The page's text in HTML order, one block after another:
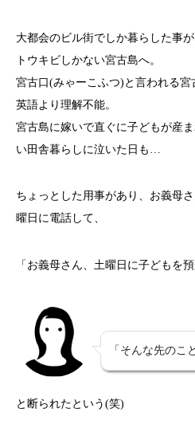
大都会のビル街でしか暮らした事
トウキビしかない宮古島へ。
宮古口(みゃーこふつ)と言われる宮
英語より理解不能。
宮古島に嫁いで直ぐに子どもが産
い田舎暮らしに泣いた日も…
ちょっとした用事があり、お義母
曜日に電話して、
「お義母さん、土曜日に子どもを
「そんな先のこ
と断られたという(笑)